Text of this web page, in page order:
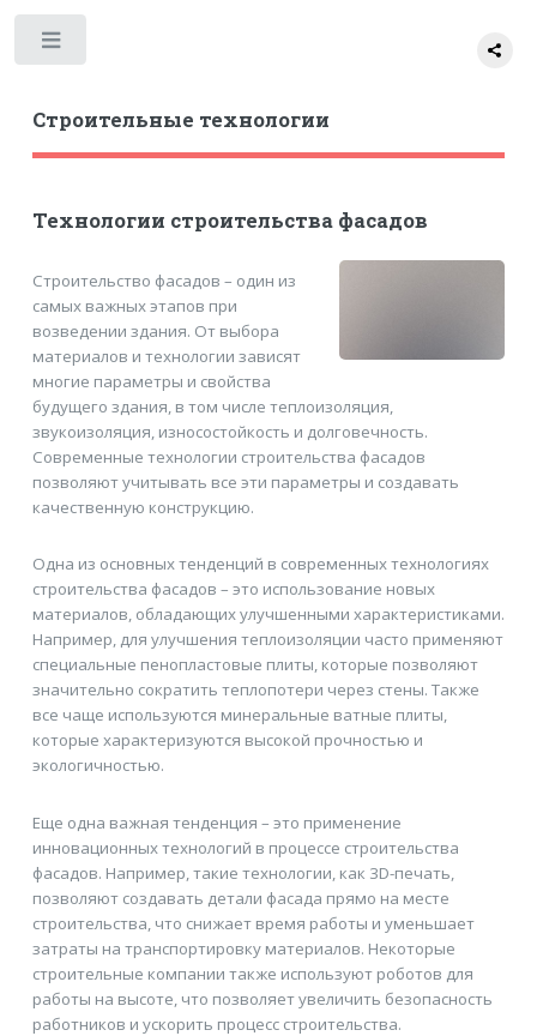
Строительные технологии
Технологии строительства фасадов
Строительство фасадов – один из
самых важных этапов при
возведении здания. От выбора
материалов и технологии зависят
многие параметры и свойства
будущего здания, в том числе теплоизоляция,
звукоизоляция, износостойкость и долговечность.
Современные технологии строительства фасадов
позволяют учитывать все эти параметры и создавать
качественную конструкцию.
Одна из основных тенденций в современных технологиях
строительства фасадов – это использование новых
материалов, обладающих улучшенными характеристиками.
Например, для улучшения теплоизоляции часто применяют
специальные пенопластовые плиты, которые позволяют
значительно сократить теплопотери через стены. Также
все чаще используются минеральные ватные плиты,
которые характеризуются высокой прочностью и
экологичностью.
Еще одна важная тенденция – это применение
инновационных технологий в процессе строительства
фасадов. Например, такие технологии, как 3D-печать,
позволяют создавать детали фасада прямо на месте
строительства, что снижает время работы и уменьшает
затраты на транспортировку материалов. Некоторые
строительные компании также используют роботов для
работы на высоте, что позволяет увеличить безопасность
работников и ускорить процесс строительства.